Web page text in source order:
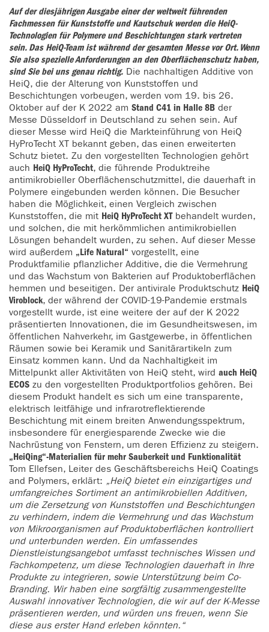
Auf der diesjährigen Ausgabe einer der weltweit führenden
Fachmessen für Kunststoffe und Kautschuk werden die HeiQ-
Technologien für Polymere und Beschichtungen stark vertreten
sein. Das HeiQ-Team ist während der gesamten Messe vor Ort. Wenn
Sie also spezielle Anforderungen an den Oberflächenschutz haben,
sind Sie bei uns genau richtig. Die nachhaltigen Additive von
HeiQ, die der Alterung von Kunststoffen und
Beschichtungen vorbeugen, werden vom 19. bis 26.
Oktober auf der K 2022 am Stand C41 in Halle 8B der
Messe Düsseldorf in Deutschland zu sehen sein. Auf
dieser Messe wird HeiQ die Markteinführung von HeiQ
HyProTecht XT bekannt geben, das einen erweiterten
Schutz bietet. Zu den vorgestellten Technologien gehört
auch HeiQ HyProTecht, die führende Produktreihe
antimikrobieller Oberflächenschutzmittel, die dauerhaft in
Polymere eingebunden werden können. Die Besucher
haben die Möglichkeit, einen Vergleich zwischen
Kunststoffen, die mit HeiQ HyProTecht XTbehandelt wurden,
und solchen, die mit herkömmlichen antimikrobiellen
Lösungen behandelt wurden, zu sehen. Auf dieser Messe
wird außerdem „Life Natural“ vorgestellt, eine
Produktfamilie pflanzlicher Additive, die die Vermehrung
und das Wachstum von Bakterien auf Produktoberflächen
hemmen und beseitigen. Der antivirale Produktschutz HeiQ
Viroblock, der während der COVID-19-Pandemie erstmals
vorgestellt wurde, ist eine weitere der auf der K 2022
präsentierten Innovationen, die im Gesundheitswesen, im
öffentlichen Nahverkehr, im Gastgewerbe, in öffentlichen
Räumen sowie bei Keramik und Sanitärartikeln zum
Einsatz kommen kann. Und da Nachhaltigkeit im
Mittelpunkt aller Aktivitäten von HeiQ steht, wird auch HeiQ
ECOS zu den vorgestellten Produktportfolios gehören. Bei
diesem Produkt handelt es sich um eine transparente,
elektrisch leitfähige und infrarotreflektierende
Beschichtung mit einem breiten Anwendungsspektrum,
insbesondere für energiesparende Zwecke wie die
Nachrüstung von Fenstern, um deren Effizienz zu steigern.
„HeiQing“-Materialien für mehr Sauberkeit und Funktionalität
Tom Ellefsen, Leiter des Geschäftsbereichs HeiQ Coatings
and Polymers, erklärt: „HeiQ bietet ein einzigartiges und
umfangreiches Sortiment an antimikrobiellen Additiven,
um die Zersetzung von Kunststoffen und Beschichtungen
zu verhindern, indem die Vermehrung und das Wachstum
von Mikroorganismen auf Produktoberflächen kontrolliert
und unterbunden werden. Ein umfassendes
Dienstleistungsangebot umfasst technisches Wissen und
Fachkompetenz, um diese Technologien dauerhaft in Ihre
Produkte zu integrieren, sowie Unterstützung beim Co-
Branding. Wir haben eine sorgfältig zusammengestellte
Auswahl innovativer Technologien, die wir auf der K-Messe
präsentieren werden, und würden uns freuen, wenn Sie
diese aus erster Hand erleben könnten.“